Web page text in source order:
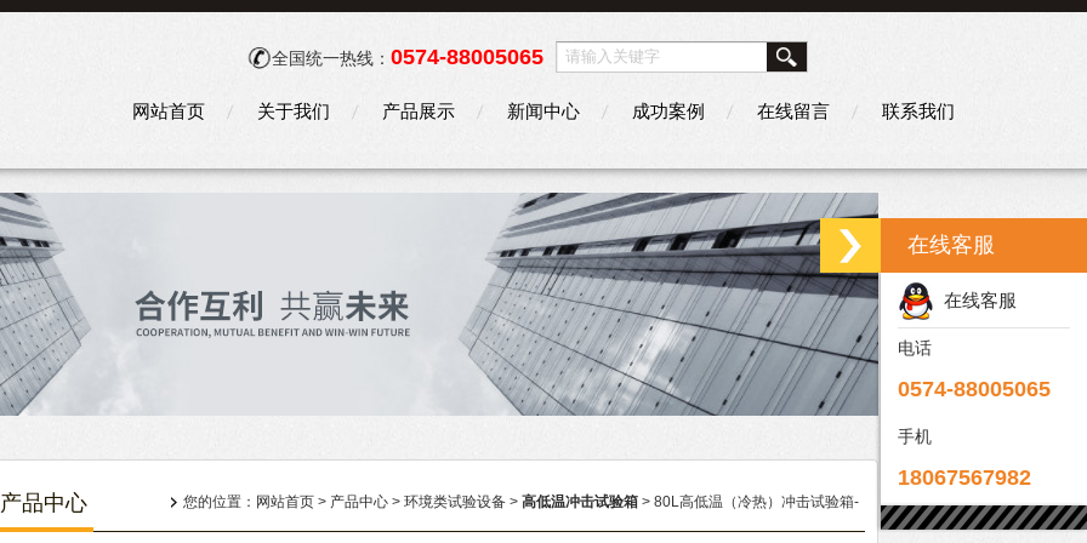
全国统一热线： 0574-88005065
网站首页 关于我们 产品展示 新闻中心 成功案例 在线留言 联系我们
产品中心 您的位置： 网站首页 > 产品中心 > 环境类试验设备 > 高低温冲击试验箱 > 80L高低温（冷热）冲击试验箱-
在线客服
在线客服
电话
0574-88005065
手机
18067567982